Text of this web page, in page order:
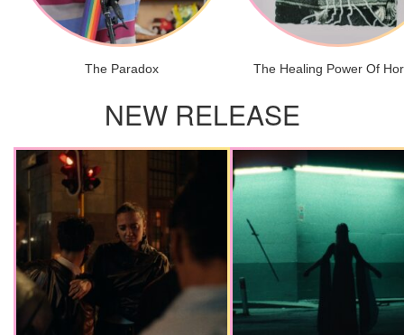
The Paradox The Healing Power Of
NEW RELEASE